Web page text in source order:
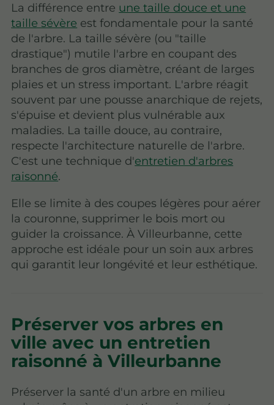
La différence entre une taille douce et une
taille sévère est fondamentale pour la santé
de l'arbre. La taille sévère (ou "taille
drastique") mutile l'arbre en coupant des
branches de gros diamètre, créant de larges
plaies et un stress important. L'arbre réagit
souvent par une pousse anarchique de rejets,
s'épuise et devient plus vulnérable aux
maladies. La taille douce, au contraire,
respecte l'architecture naturelle de l'arbre.
C'est une technique d'entretien d'arbres
raisonné.
Elle se limite à des coupes légères pour aérer
la couronne, supprimer le bois mort ou
guider la croissance. À Villeurbanne, cette
approche est idéale pour un soin aux arbres
qui garantit leur longévité et leur esthétique.
Préserver vos arbres en
ville avec un entretien
raisonné à Villeurbanne
Préserver la santé d'un arbre en milieu